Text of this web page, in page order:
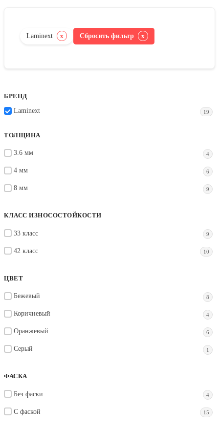
Laminext x Сбросить фильтр x
БРЕНД
Laminext 19
ТОЛЩИНА
3.6 мм 4
4 мм 6
8 мм 9
КЛАСС ИЗНОСОСТОЙКОСТИ
33 класс 9
42 класс 10
ЦВЕТ
Бежевый 8
Коричневый 4
Оранжевый 6
Серый 1
ФАСКА
Без фаски 4
С фаской 15